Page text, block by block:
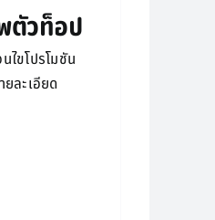
ตัวท็อป
ขโปรโมชัน
ละเอียด